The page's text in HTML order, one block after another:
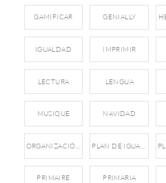
GAMIFICAR GENIALLY
IGUALDAD IMPRIMIR
LECTURA LENGUA
MUSIQUE NAVIDAD
PRIMAIRE PRIMARIA